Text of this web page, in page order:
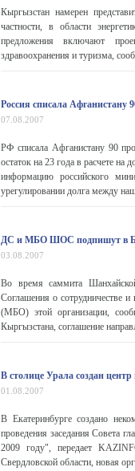
Кыргызстан намерен
частности, в области
предложения включают
здравоохранения и туризма,
Россия списала Афганистану
07.08.2007
РФ списала Афганистану 90
остаток на 23 года в расчете
информацию российского
урегулировании долга между
ДС и МБО ШОС подпишут в
03.08.2007
Во время саммита
Соглашения о
(МБО) этой организации,
Кыргызстана, соглашение
В столице Урала создан
01.08.2007
В Екатеринбурге создано
проведения заседания Совета
2009 году", передает
Свердловской области, новая